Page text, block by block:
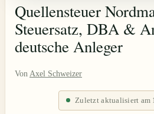
Quellensteuer
Steuersatz, DBA &
deutsche Anleger
Von Axel Schweizer
Zuletzt aktualisiert am